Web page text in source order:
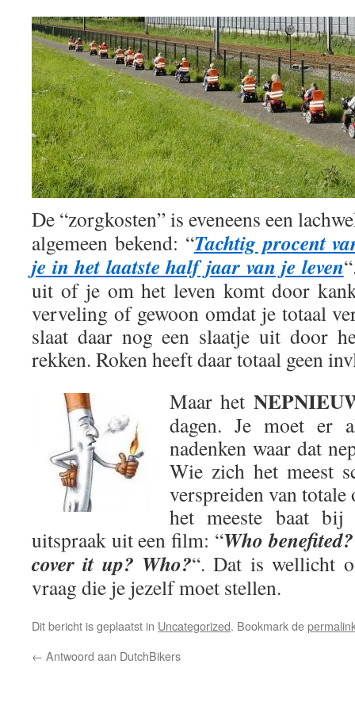
De “zorgkosten” is eveneens een
algemeen bekend: “Tachtig procent
je in het laatste half jaar van je leven
uit of je om het leven komt door
verveling of gewoon omdat je totaal
slaat daar nog een slaatje uit door
rekken. Roken heeft daar totaal geen
Maar het
dagen. Je moet er
nadenken waar dat
Wie zich het meest
verspreiden van
het meeste baat bij
uitspraak uit een film: “Who
cover it up? Who?“. Dat is wellicht
vraag die je jezelf moet stellen.
Dit bericht is geplaatst in Uncategorized. Bookmark de
← Antwoord aan DutchBikers